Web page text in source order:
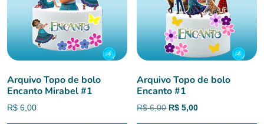
Arquivo Topo de bolo
Encanto Mirabel #1
R$ 6,00
Arquivo Topo de bolo
Encanto #1
R$6,00 O
R$ 5,00O